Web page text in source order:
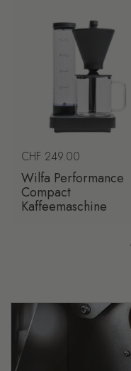
Regulärer Preis
CHF 249.00
Wilfa Performance
Compact
Kaffeemaschine